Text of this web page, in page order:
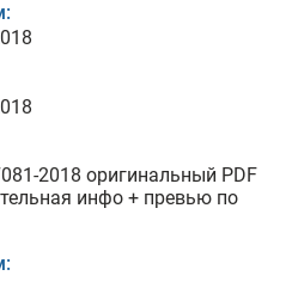
2018 оригинальный PDF
инфо + превью по